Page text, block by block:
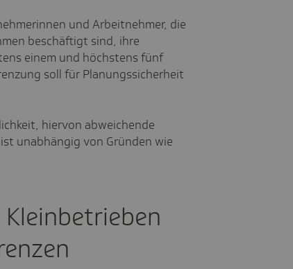
und Arbeitnehmer, die
beschäftigt sind, ihre
einem und höchstens fünf
soll für Planungssicherheit
hiervon abweichende
unabhängig von Gründen wie